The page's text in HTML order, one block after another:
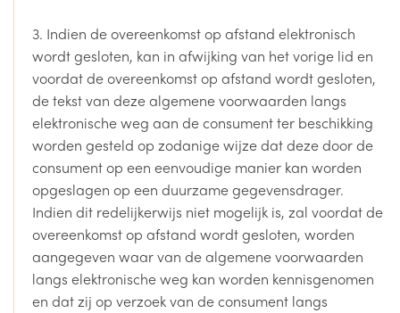
3. Indien de overeenkomst op afstand elektronisch
wordt gesloten, kan in afwijking van het vorige lid en
voordat de overeenkomst op afstand wordt gesloten,
de tekst van deze algemene voorwaarden langs
elektronische weg aan de consument ter beschikking
worden gesteld op zodanige wijze dat deze door de
consument op een eenvoudige manier kan worden
opgeslagen op een duurzame gegevensdrager.
Indien dit redelijkerwijs niet mogelijk is, zal voordat de
overeenkomst op afstand wordt gesloten, worden
aangegeven waar van de algemene voorwaarden
langs elektronische weg kan worden kennisgenomen
en dat zij op verzoek van de consument langs